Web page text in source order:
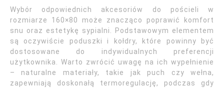
Wybór odpowiednich akcesoriów do pościeli w
rozmiarze 160×80 może znacząco poprawić komfort
snu oraz estetykę sypialni. Podstawowym elementem
są oczywiście poduszki i kołdry, które powinny być
dostosowane do indywidualnych preferencji
użytkownika. Warto zwrócić uwagę na ich wypełnienie
– naturalne materiały, takie jak puch czy wełna,
zapewniają doskonałą termoregulację, podczas gdy